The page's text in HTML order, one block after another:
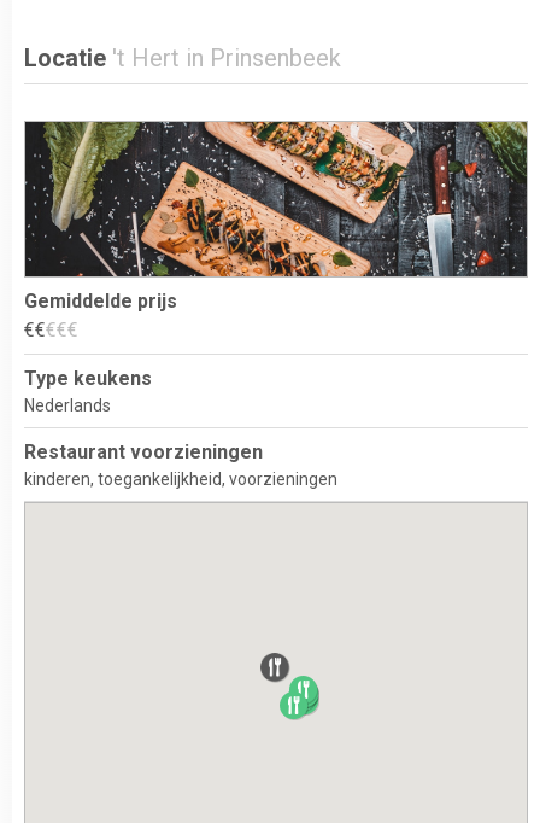
Locatie 't Hert in Prinsenbeek
Gemiddelde prijs
€€€€€
Type keukens
Nederlands
Restaurant voorzieningen
kinderen toegankelijkheid voorzieningen